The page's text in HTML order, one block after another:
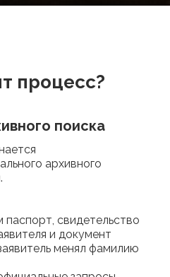
процесс?
поиска
архивного
паспорт, свидетельство
и документ
менял фамилию